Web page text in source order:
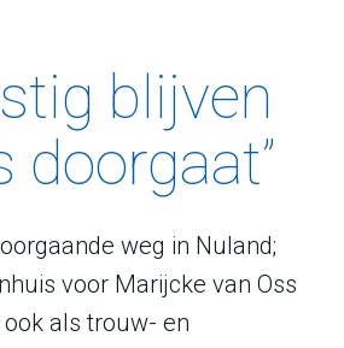
blijven
doorgaat”
weg in Nuland;
voor Marijcke van Oss
als trouw- en